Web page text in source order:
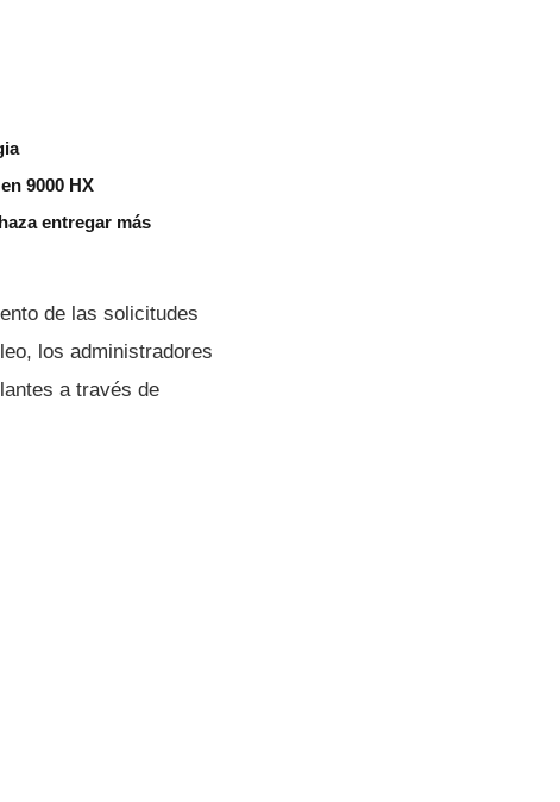
9000 HX
entregar más
de las solicitudes
los administradores
a través de